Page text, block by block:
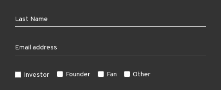
Investor Founder Fan Other